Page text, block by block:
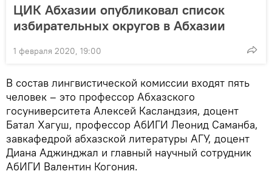
ЦИК Абхазии опубликовал список
избирательных округов в Абхазии
1 февраля 2020, 19:00
В состав лингвистической комиссии входят пять
человек – это профессор Абхазского
госуниверситета Алексей Касландзия, доцент
Батал Хагуш, профессор АбИГИ Леонид Саманба,
завкафедрой абхазской литературы АГУ, доцент
Диана Аджинджал и главный научный сотрудник
АбИГИ Валентин Когония.